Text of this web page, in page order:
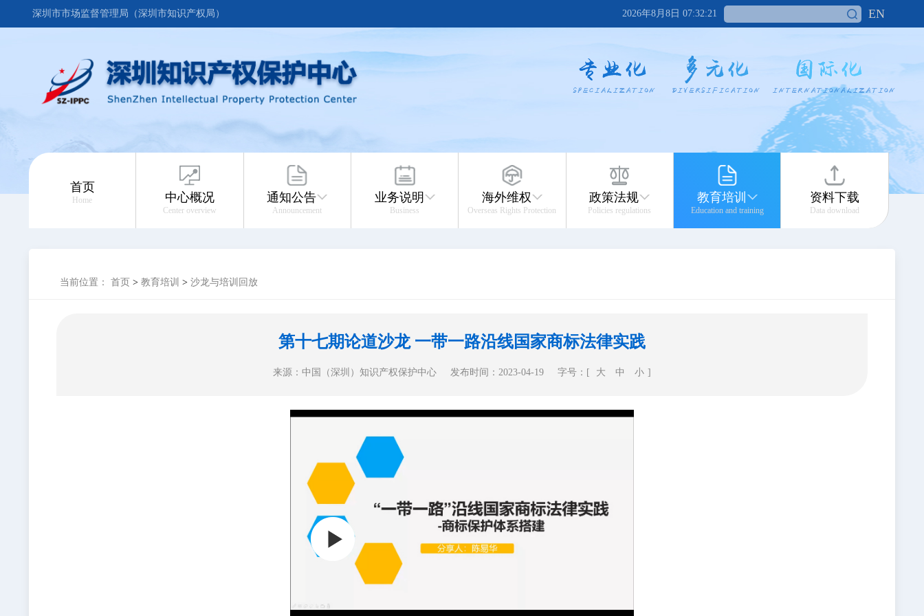
深圳市市场监督管理局（深圳市知识产权局） 2026年8月8日 07:32:21 EN
首页
Home 中心概况
Center overview
通知公告
Announcement
业务说明
Business
海外维权
Overseas Rights Protection
政策法规
Policies regulations
教育培训
Education and training
资料下载
Data download
当前位置： 首页 > 教育培训 > 沙龙与培训回放
第十七期论道沙龙 一带一路沿线国家商标法律实践
来源：中国（深圳）知识产权保护中心 发布时间：2023-04-19 字号：[ 大 中 小 ]